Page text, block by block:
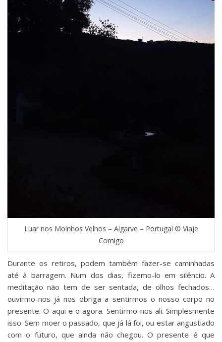
Luar nos Moinhos Velhos – Algarve – Portugal © Viaje
Comigo
Durante os retiros, podem também fazer-se caminhadas
até à barragem. Num dos dias, fizemo-lo em silêncio. A
meditação não tem de ser sentada, de olhos fechados…
ouvirmo-nos já nos obriga a sentirmos o nosso corpo no
presente. O aqui e o agora. Sentirmo-nos ali. Simplesmente
isso. Sem moer o passado, que já lá foi, ou estar angustiado
com o futuro, que ainda não chegou. O presente é que